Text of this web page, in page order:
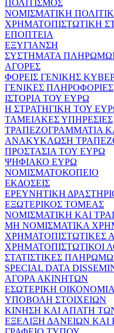
ΠΟΛΙΤΙΣΜΟΣ
ΝΟΜΙΣΜΑΤΙΚΗ
ΧΡΗΜΑΤΟΠΙΣΤΩΤΙΚΗ
ΕΠΟΠΤΕΙΑ
ΕΞΥΓΙΑΝΣΗ
ΣΥΣΤΗΜΑΤΑ
ΑΓΟΡΕΣ
ΦΟΡΕΙΣ ΓΕΝΙΚΗΣ
ΓΕΝΙΚΕΣ ΠΛΗΡΟΦΟΡΙΕΣ
ΙΣΤΟΡΙΑ ΤΟΥ ΕΥΡΩ
Η ΣΤΡΑΤΗΓΙΚΗ ΤΟΥ
ΤΑΜΕΙΑΚΕΣ ΥΠΗΡΕΣΙΕΣ
ΤΡΑΠΕΖΟΓΡΑΜΜΑΤΙΑ
ΑΝΑΚΥΚΛΩΣΗ
ΠΡΟΣΤΑΣΙΑ ΤΟΥ ΕΥΡΩ
ΨΗΦΙΑΚΟ ΕΥΡΩ
ΝΟΜΙΣΜΑΤΟΚΟΠΕΙΟ
ΕΚΔΟΣΕΙΣ
ΕΡΕΥΝΗΤΙΚΗ
ΕΞΩΤΕΡΙΚΟΣ ΤΟΜΕΑΣ
ΝΟΜΙΣΜΑΤΙΚΗ ΚΑΙ
ΜΗ ΝΟΜΙΣΜΑΤΙΚΑ
ΧΡΗΜΑΤΟΠΙΣΤΩΤΙΚΕΣ
ΧΡΗΜΑΤΟΠΙΣΤΩΤΙΚΟΙ
ΣΤΑΤΙΣΤΙΚΕΣ
SPECIAL DATA
ΑΓΟΡΑ ΑΚΙΝΗΤΩΝ
ΕΣΩΤΕΡΙΚΗ
ΥΠΟΒΟΛΗ ΣΤΟΙΧΕΙΩΝ
ΚΙΝΗΣΗ ΚΑΙ ΑΠΑΤΗ
ΕΞΕΛΙΞΗ ΔΑΝΕΙΩΝ